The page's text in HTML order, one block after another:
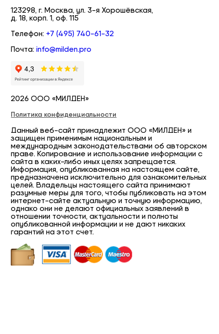
123298, г. Москва, ул. 3-я Хорошёвская,
д. 18, корп. 1, оф. 115
Телефон: +7 (495) 740-61-32
Почта:info@milden.pro
2026 ООО «МИЛДЕН»
Политика конфиденциальности
Данный веб-сайт принадлежит ООО «МИЛДЕН» и
защищен применимым национальным и
международным законодательствами об авторском
праве. Копирование и использование информации с
сайта в каких-либо иных целях запрещается.
Информация, опубликованная на настоящем сайте,
предназначена исключительно для ознакомительных
целей. Владельцы настоящего сайта принимают
разумные меры для того, чтобы публиковать на этом
интернет-сайте актуальную и точную информацию,
однако они не делают официальных заявлений в
отношении точности, актуальности и полноты
опубликованной информации и не дают никаких
гарантий на этот счет.